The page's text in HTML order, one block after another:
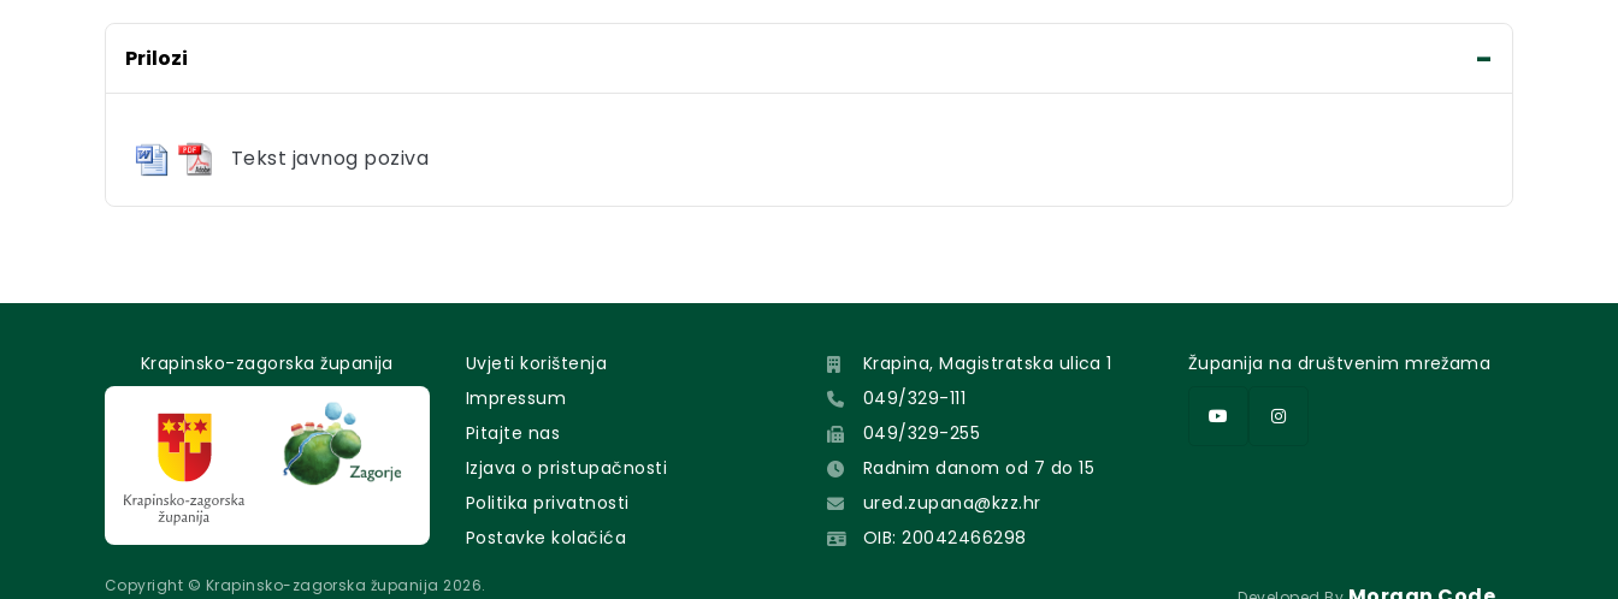
Prilozi
Tekst javnog poziva
Krapinsko-zagorska županija
Uvjeti korištenja
Impressum
Pitajte nas
Izjava o pristupačnosti
Politika privatnosti
Postavke kolačića
Krapina, Magistratska ulica 1
049/329-111
049/329-255
Radnim danom od 7 do 15
ured.zupana@kzz.hr
OIB: 20042466298
Županija na društvenim mrežama
Copyright © Krapinsko-zagorska županija 2026.